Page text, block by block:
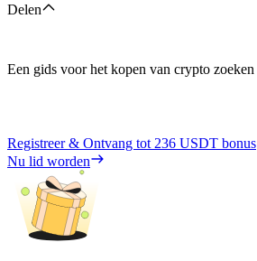
Delen
Een gids voor het kopen van crypto zoeken
Registreer & Ontvang tot 236 USDT bonus
Nu lid worden